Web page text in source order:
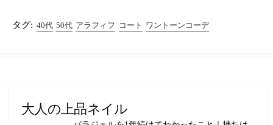
タグ: 40代 50代 アラフィフ コート ワントーンコーデ
大人の上品ネイル